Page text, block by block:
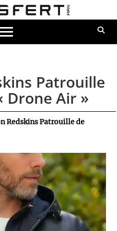
Patrouille
Drone Air »
Redskins Patrouille de